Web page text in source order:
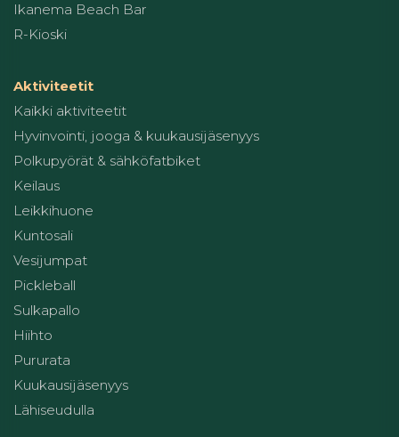
Ikanema Beach Bar
R-Kioski
Aktiviteetit
Kaikki aktiviteetit
Hyvinvointi, jooga & kuukausijäsenyys
Polkupyörät & sähköfatbiket
Keilaus
Leikkihuone
Kuntosali
Vesijumpat
Pickleball
Sulkapallo
Hiihto
Pururata
Kuukausijäsenyys
Lähiseudulla